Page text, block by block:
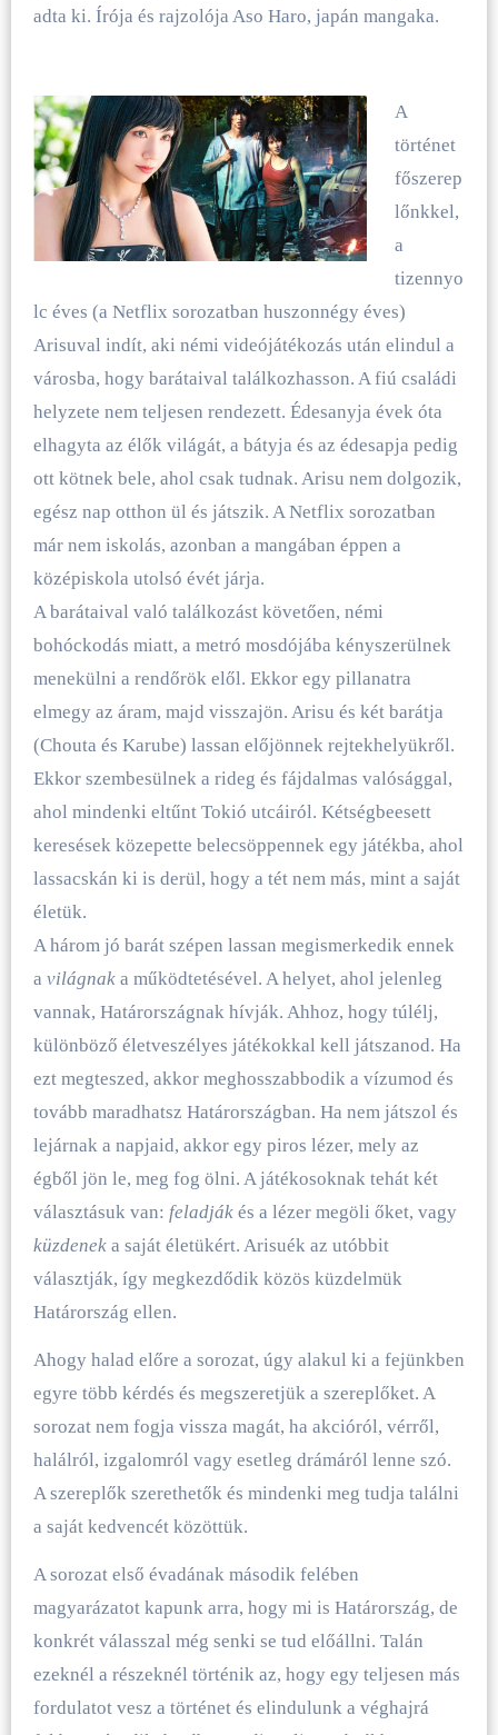
adta ki. Írója és rajzolója Aso Haro, japán mangaka.
A
történet
főszerep
lőnkkel,
a
tizennyo
lc éves (a Netflix sorozatban huszonnégy éves)
Arisuval indít, aki némi videójátékozás után elindul a
városba, hogy barátaival találkozhasson. A fiú családi
helyzete nem teljesen rendezett. Édesanyja évek óta
elhagyta az élők világát, a bátyja és az édesapja pedig
ott kötnek bele, ahol csak tudnak. Arisu nem dolgozik,
egész nap otthon ül és játszik. A Netflix sorozatban
már nem iskolás, azonban a mangában éppen a
középiskola utolsó évét járja.
A barátaival való találkozást követően, némi
bohóckodás miatt, a metró mosdójába kényszerülnek
menekülni a rendőrök elől. Ekkor egy pillanatra
elmegy az áram, majd visszajön. Arisu és két barátja
(Chouta és Karube) lassan előjönnek rejtekhelyükről.
Ekkor szembesülnek a rideg és fájdalmas valósággal,
ahol mindenki eltűnt Tokió utcáiról. Kétségbeesett
keresések közepette belecsöppennek egy játékba, ahol
lassacskán ki is derül, hogy a tét nem más, mint a saját
életük.
A három jó barát szépen lassan megismerkedik ennek
a világnaka működtetésével. A helyet, ahol jelenleg
vannak, Határországnak hívják. Ahhoz, hogy túlélj,
különböző életveszélyes játékokkal kell játszanod. Ha
ezt megteszed, akkor meghosszabbodik a vízumod és
tovább maradhatsz Határországban. Ha nem játszol és
lejárnak a napjaid, akkor egy piros lézer, mely az
égből jön le, meg fog ölni. A játékosoknak tehát két
választásuk van: feladjákés a lézer megöli őket, vagy
küzdeneka saját életükért. Arisuék az utóbbit
választják, így megkezdődik közös küzdelmük
Határország ellen.
Ahogy halad előre a sorozat, úgy alakul ki a fejünkben
egyre több kérdés és megszeretjük a szereplőket. A
sorozat nem fogja vissza magát, ha akcióról, vérről,
halálról, izgalomról vagy esetleg drámáról lenne szó.
A szereplők szerethetők és mindenki meg tudja találni
a saját kedvencét közöttük.
A sorozat első évadának második felében
magyarázatot kapunk arra, hogy mi is Határország, de
konkrét válasszal még senki se tud előállni. Talán
ezeknél a részeknél történik az, hogy egy teljesen más
fordulatot vesz a történet és elindulunk a véghajrá